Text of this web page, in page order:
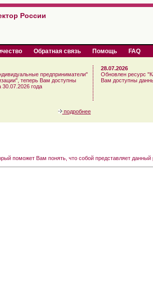
России
Обратная связь Помощь FAQ
предприниматели"
теперь Вам доступны
года
28.07.2026
Обновлен ресурс
Вам доступны
подробнее
поможет Вам понять, что собой представляет